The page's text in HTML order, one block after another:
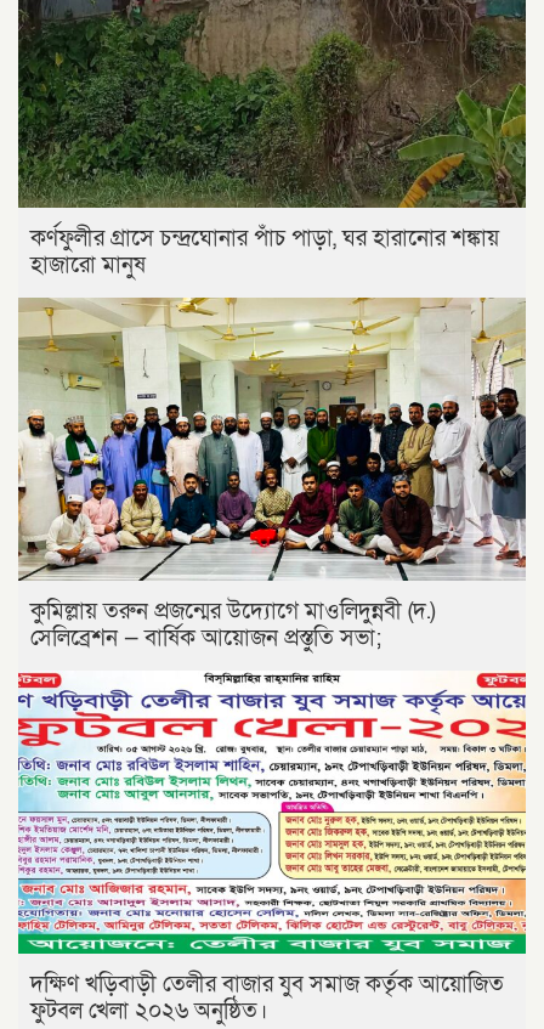
কর্ণফুলীর গ্রাসে চন্দ্রঘোনার পাঁচ পাড়া, ঘর হারানোর শঙ্কায়
হাজারো মানুষ
কুমিল্লায় তরুন প্রজন্মের উদ্যোগে মাওলিদুন্নবী (দ.)
সেলিব্রেশন — বার্ষিক আয়োজন প্রস্তুতি সভা;
দক্ষিণ খড়িবাড়ী তেলীর বাজার যুব সমাজ কর্তৃক আয়োজিত
ফুটবল খেলা ২০২৬ অনুষ্ঠিত।